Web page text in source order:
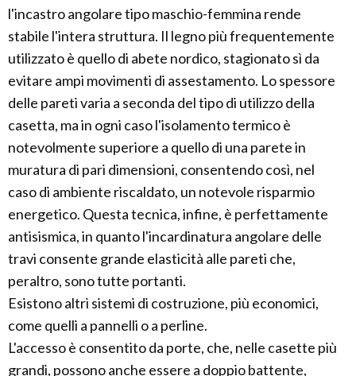
l'incastro angolare tipo maschio-femmina rende
stabile l'intera struttura. Il legno più frequentemente
utilizzato è quello di abete nordico, stagionato sì da
evitare ampi movimenti di assestamento. Lo spessore
delle pareti varia a seconda del tipo di utilizzo della
casetta, ma in ogni caso l'isolamento termico è
notevolmente superiore a quello di una parete in
muratura di pari dimensioni, consentendo così, nel
caso di ambiente riscaldato, un notevole risparmio
energetico. Questa tecnica, infine, è perfettamente
antisismica, in quanto l'incardinatura angolare delle
travi consente grande elasticità alle pareti che,
peraltro, sono tutte portanti.
Esistono altri sistemi di costruzione, più economici,
come quelli a pannelli o a perline.
L'accesso è consentito da porte, che, nelle casette più
grandi, possono anche essere a doppio battente,